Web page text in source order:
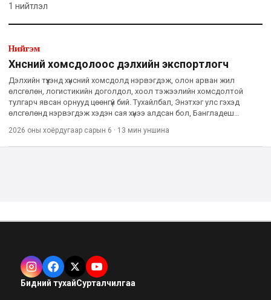
1 нийтлэл
Нийгэм
Хүнсний хомсдолоос дэлхийн экспортлогч
Дэлхийн түүхэнд хүнсний хомсдолд нэрвэгдэж, олон арван жил
өлсгөлөн, логистикийн доголдол, хоол тэжээлийн хомсдолтой
тулгарч явсан орнууд цөөнгүй бий. Тухайлбал, Энэтхэг улс гэхэд
өлсгөлөнд нэрвэгдэж хэдэн сая хүнээ алдсан бол, Бангладеш
2026 оны хоёрдугаар сарын 6 · 13 мин уншина
Бидний тухайСурталчилгаа